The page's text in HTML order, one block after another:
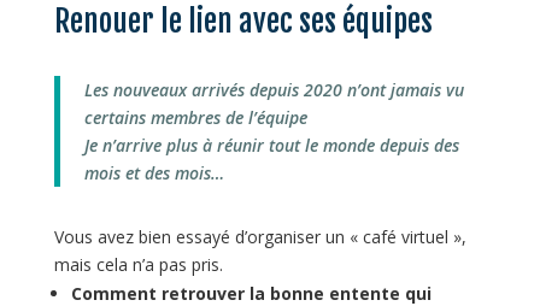
Renouer le lien avec ses équipes
Les nouveaux arrivés depuis 2020 n’ont jamais vu
certains membres de l’équipe
Je n’arrive plus à réunir tout le monde depuis des
mois et des mois…
Vous avez bien essayé d’organiser un « café virtuel »,
mais cela n’a pas pris.
Comment retrouver la bonne entente qui